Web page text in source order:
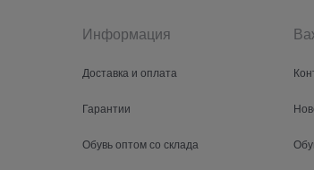
Информация
Доставка и оплата
Гарантии
Обувь оптом со склада